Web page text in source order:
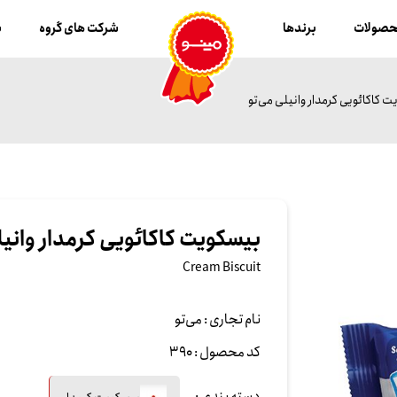
برندها شرکت های گروه
کاکائویی کرمدار وانیلی می‌تو
بیسکویت کاکائویی کرمدار
Cream Biscuit
نام تجاری :می‌تو
کد محصول :390